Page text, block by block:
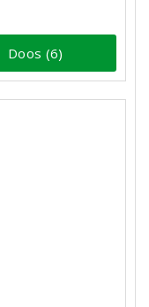
Doos (6)